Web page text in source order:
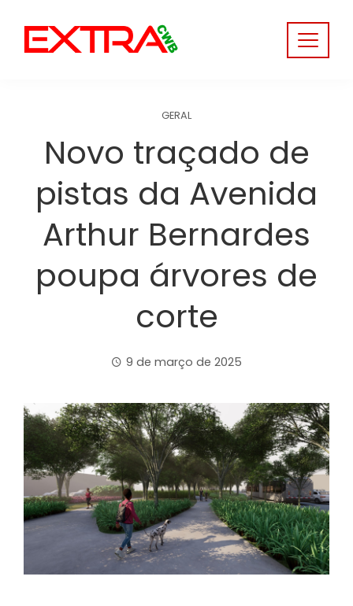
content
GERAL
Novo traçado de
pistas da Avenida
Arthur Bernardes
poupa árvores de
corte
9 de março de 2025